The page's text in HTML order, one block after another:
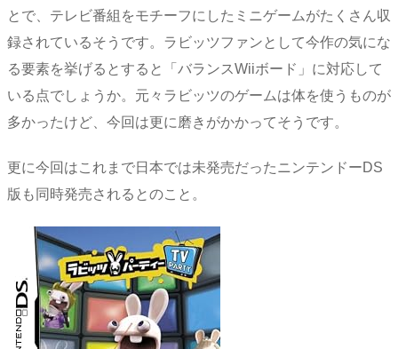
とで、テレビ番組をモチーフにしたミニゲームがたくさん収
録されているそうです。ラビッツファンとして今作の気にな
る要素を挙げるとすると「バランスWiiボード」に対応して
いる点でしょうか。元々ラビッツのゲームは体を使うものが
多かったけど、今回は更に磨きがかかってそうです。
更に今回はこれまで日本では未発売だったニンテンドーDS
版も同時発売されるとのこと。